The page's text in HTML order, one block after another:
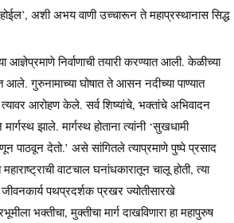
अशी अभय वाणी उच्चारून ते महाप्रस्थानास सिद्ध
निर्वाणाची तयारी करण्यात आली. केळीच्या
गुरुनामाच्या घोषात ते आसन नदीच्या पाण्यात
आरोहण केले. सर्व शिष्यांचे, भक्तांचे अभिवादन
झाले. मार्गस्थ होताना त्यांनी ‘सुखधामी
पाठवून देतो.’ असे सांगितले त्याप्रमाणे पुष्पे प्रसाद
वाटचाल घनांधकारातून चालू होती, त्या
पथप्रदर्शक प्रखर ज्योतीसारखे
भक्तीचा, मुक्तीचा मार्ग दाखविणारा हा महापुरुष